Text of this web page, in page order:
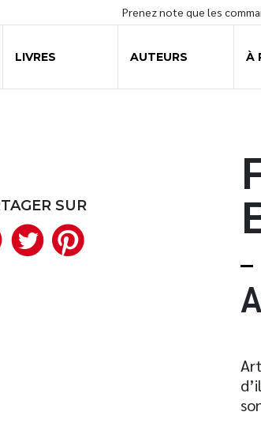
Prenez note que les
LIVRES AUTEURS À
SUR
Facebook
Twitter